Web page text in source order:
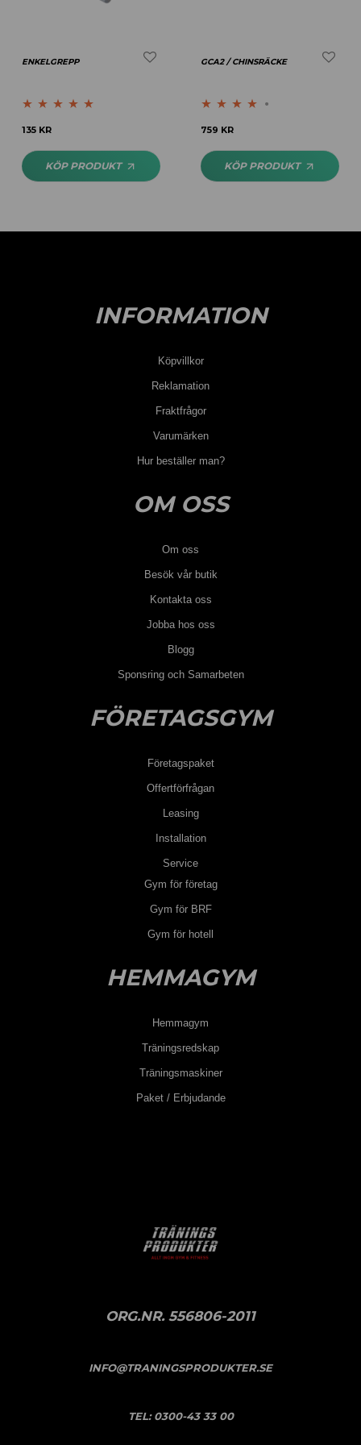
ENKELGREPP
Betygsatt
135 KR
KÖP PRODUKT
GCA2 / CHINSRÄCKE
Betygsatt
759 KR
KÖP PRODUKT
INFORMATION
Köpvillkor
Reklamation
Fraktfrågor
Varumärken
Hur beställer man?
OM OSS
Om oss
Besök vår butik
Kontakta oss
Jobba hos oss
Blogg
Sponsring och Samarbeten
FÖRETAGSGYM
Företagspaket
Offertförfrågan
Leasing
Installation
Service
Gym för företag
Gym för BRF
Gym för hotell
HEMMAGYM
Hemmagym
Träningsredskap
Träningsmaskiner
Paket / Erbjudande
ORG.NR. 556806-2011
INFO@TRANINGSPRODUKTER.SE
TEL:0300-43 33 00